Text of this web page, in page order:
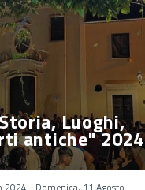
Luoghi,
antiche" 2024